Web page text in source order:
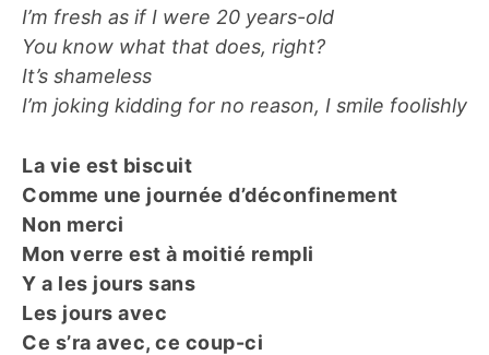
I’m fresh as if I were 20 years-old
You know what that does, right?
It’s shameless
I’m joking kidding for no reason, I smile foolishly
La vie est biscuit
Comme une journée d’déconfinement
Non merci
Mon verre est à moitié rempli
Y a les jours sans
Les jours avec
Ce s’ra avec, ce coup-ci